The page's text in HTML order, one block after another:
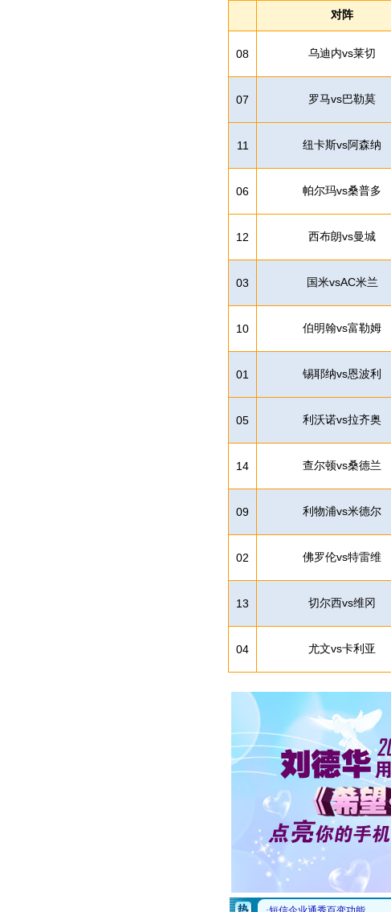
对阵
08 乌迪内vs莱切
07 罗马vs巴勒莫
11 纽卡斯vs阿森纳
06 帕尔玛vs桑普多
12 西布朗vs曼城
03 国米vsAC米兰
10 伯明翰vs富勒姆
01 锡耶纳vs恩波利
05 利沃诺vs拉齐奥
14 查尔顿vs桑德兰
09 利物浦vs米德尔
02 佛罗伦vs特雷维
13 切尔西vs维冈
04 尤文vs卡利亚